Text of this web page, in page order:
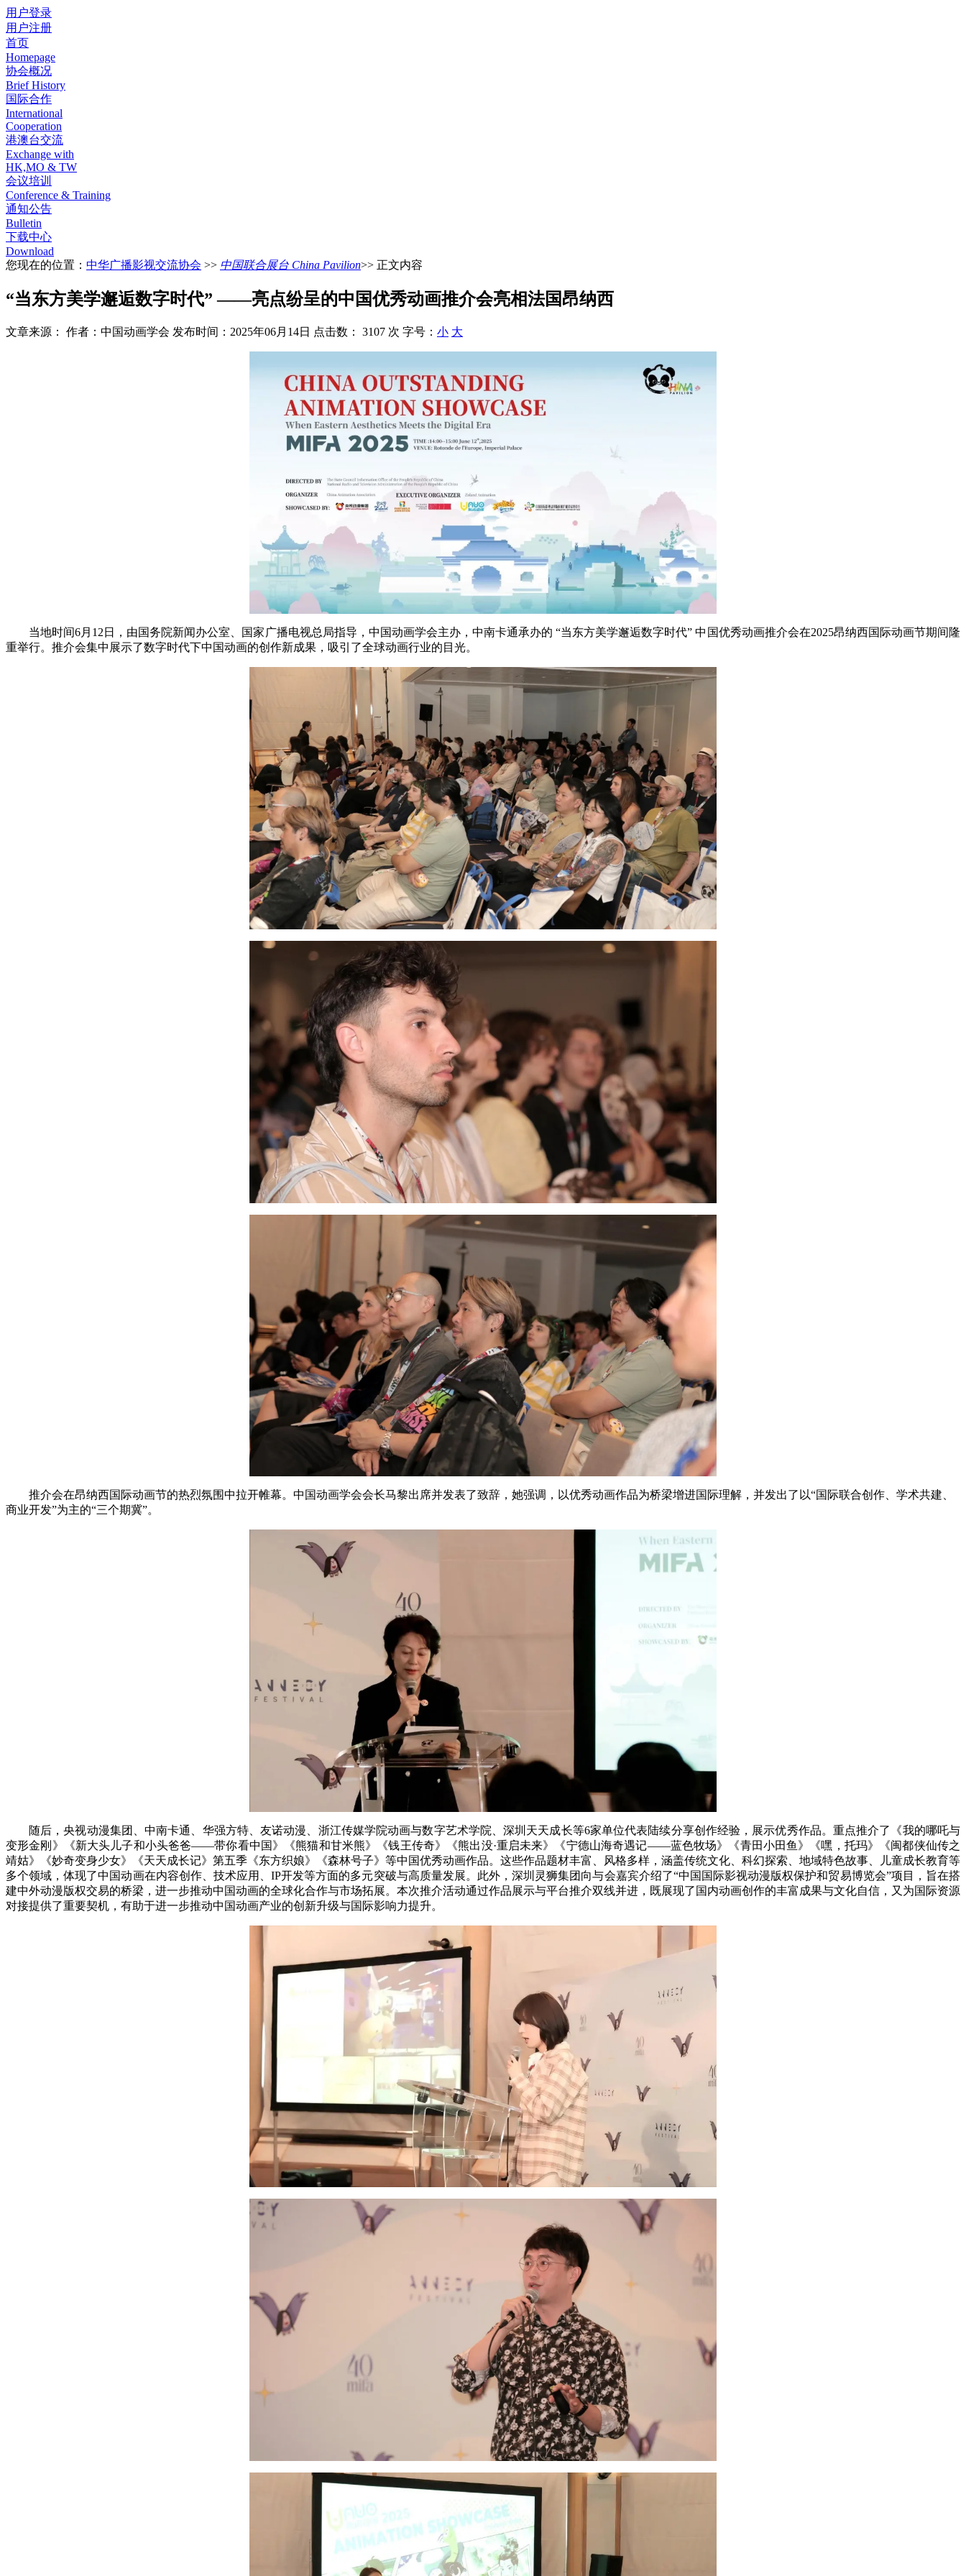
用户登录
用户注册
首页
Homepage
协会概况
Brief History
国际合作
International
Cooperation
港澳台交流
Exchange with
HK,MO & TW
会议培训
Conference & Training
通知公告
Bulletin
下载中心
Download
您现在的位置： 中华广播影视交流协会 >> 中国联合展台 China Pavilion>> 正文内容
“当东方美学邂逅数字时代” ——亮点纷呈的中国优秀动画推介会亮相法国昂纳西
文章来源： 作者：中国动画学会 发布时间：2025年06月14日 点击数： 3107 次 字号： 小 大
当地时间6月12日，由国务院新闻办公室、国家广播电视总局指导，中国动画学会主办，中南卡通承办的 “当东方美学邂逅数字时代” 中国优秀动画推介会在2025昂纳西国际动画节期间隆
重举行。推介会集中展示了数字时代下中国动画的创作新成果，吸引了全球动画行业的目光。
推介会在昂纳西国际动画节的热烈氛围中拉开帷幕。中国动画学会会长马黎出席并发表了致辞，她强调，以优秀动画作品为桥梁增进国际理解，并发出了以“国际联合创作、学术共建、
商业开发”为主的“三个期冀”。
随后，央视动漫集团、中南卡通、华强方特、友诺动漫、浙江传媒学院动画与数字艺术学院、深圳天天成长等6家单位代表陆续分享创作经验，展示优秀作品。重点推介了《我的哪吒与
变形金刚》《新大头儿子和小头爸爸——带你看中国》《熊猫和甘米熊》《钱王传奇》《熊出没·重启未来》《宁德山海奇遇记——蓝色牧场》《青田小田鱼》《嘿，托玛》《闽都侠仙传之
靖姑》《妙奇变身少女》《天天成长记》第五季《东方织娘》《森林号子》等中国优秀动画作品。这些作品题材丰富、风格多样，涵盖传统文化、科幻探索、地域特色故事、儿童成长教育等
多个领域，体现了中国动画在内容创作、技术应用、IP开发等方面的多元突破与高质量发展。此外，深圳灵狮集团向与会嘉宾介绍了“中国国际影视动漫版权保护和贸易博览会”项目，旨在搭
建中外动漫版权交易的桥梁，进一步推动中国动画的全球化合作与市场拓展。本次推介活动通过作品展示与平台推介双线并进，既展现了国内动画创作的丰富成果与文化自信，又为国际资源
对接提供了重要契机，有助于进一步推动中国动画产业的创新升级与国际影响力提升。